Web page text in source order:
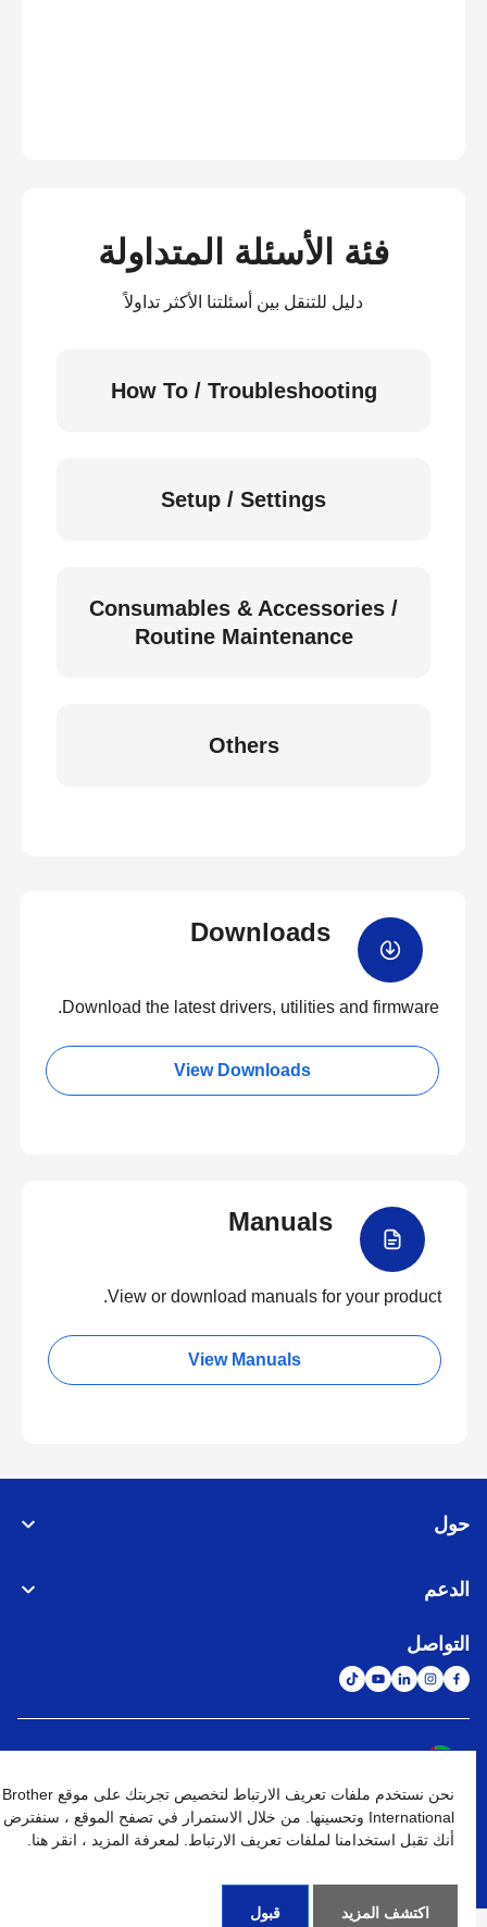
فئة الأسئلة المتداولة
دليل للتنقل بين أسئلتنا الأكثر تداولاً
How To / Troubleshooting
Setup / Settings
Consumables & Accessories /
Routine Maintenance
Others
Downloads
Download the latest drivers, utilities and firmware.
View Downloads
Manuals
View or download manuals for your product.
View Manuals
حول
الدعم
التواصل
نهج الخصوصية شروط الإستخدام خريطة الموقع الإنتقال إلى الموقع العالمي
نحن نستخدم ملفات تعريف الارتباط لتخصيص تجربتك على موقع Brother
International وتحسينها. من خلال الاستمرار في تصفح الموقع ، سنفترض
أنك تقبل استخدامنا لملفات تعريف الارتباط. لمعرفة المزيد ، انقر هنا.
اكتشف المزيد قبول